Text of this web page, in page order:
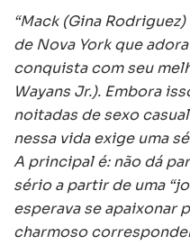
“Mack (Gina
de Nova York que
conquista com seu
Wayans Jr.). Embora
noitadas de sexo
nessa vida exige uma
A principal é: não dá
sério a partir de uma
esperava se apaixonar
charmoso